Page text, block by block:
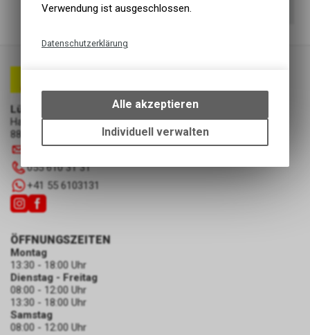
Lüscher Motor- & Bike World
Hauptstrasse 29a
8867 Niederurnen
info@luscherag.ch
055 610 31 31
+41 55 6103131
ÖFFNUNGSZEITEN
Montag
13:30 - 18:00 Uhr
Dienstag - Freitag
08:00 - 12:00 Uhr
13:30 - 18:00 Uhr
Samstag
08:00 - 12:00 Uhr
Verwendung ist ausgeschlossen.
Datenschutzerklärung
bestimmte Interaktionen und
Einstellungen auf Ihrem Gerät,
um die grundlegenden
Funktionen unseres Online-
Alle akzeptieren
Individuell verwalten